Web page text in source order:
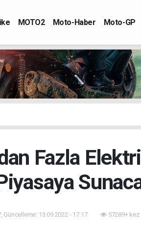
MOTO2 Moto-Haber Moto-GP
Fazla
Güncelleme: 13.09.2022 - 17:17 57289+